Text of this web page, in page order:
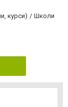
курси)
Школи